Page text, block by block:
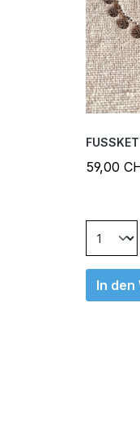
59,00
In den